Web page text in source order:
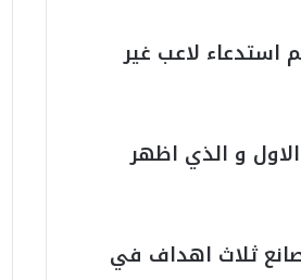
استدعاء لاعب غير
و الذي اظهر
ثلاث اهداف في